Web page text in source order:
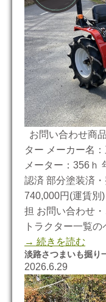
お問い合わせ商
ター メーカー名
メーター：356ｈ
認済 部分塗装済
740,000円(運賃別
担 お問い合わせ
トラクター一覧
→ 続きを読む
淡路さつまいも掘り
2026.6.29